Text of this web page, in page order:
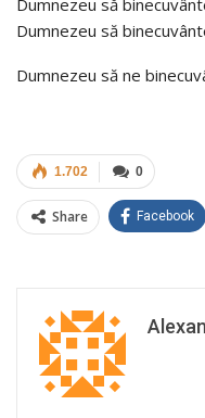
Dumnezeu să
Dumnezeu să
Dumnezeu să ne
0
1.702
Share Facebook